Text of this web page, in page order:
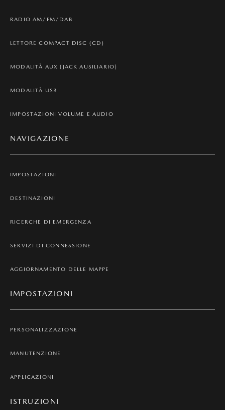
RADIO AM/FM/DAB
LETTORE COMPACT DISC (CD)
MODALITÀ AUX (JACK AUSILIARIO)
MODALITÀ USB
IMPOSTAZIONI VOLUME E AUDIO
NAVIGAZIONE
IMPOSTAZIONI
DESTINAZIONI
RICERCHE DI EMERGENZA
SERVIZI DI CONNESSIONE
AGGIORNAMENTO DELLE MAPPE
IMPOSTAZIONI
PERSONALIZZAZIONE
MANUTENZIONE
APPLICAZIONI
ISTRUZIONI